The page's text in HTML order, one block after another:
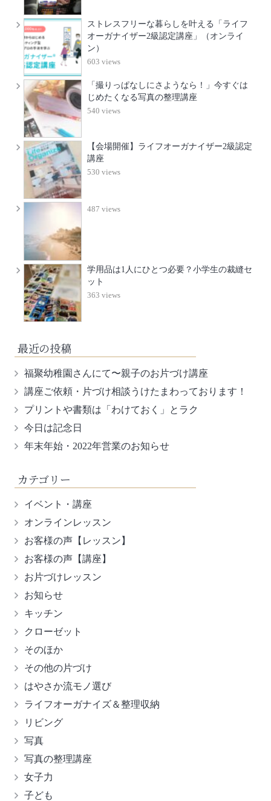
ストレスフリーな暮らしを叶える「ライフ
オーガナイザー2級認定講座」（オンライ
ン）
603 views
「撮りっぱなしにさようなら！」今すぐは
じめたくなる写真の整理講座
540 views
【会場開催】ライフオーガナイザー2級認定
講座
530 views
487 views
学用品は1人にひとつ必要？小学生の裁縫セ
ット
363 views
最近の投稿
福聚幼稚園さんにて〜親子のお片づけ講座
講座ご依頼・片づけ相談うけたまわっております！
プリントや書類は「わけておく」とラク
今日は記念日
年末年始・2022年営業のお知らせ
カテゴリー
イベント・講座
オンラインレッスン
お客様の声【レッスン】
お客様の声【講座】
お片づけレッスン
お知らせ
キッチン
クローゼット
そのほか
その他の片づけ
はやさか流モノ選び
ライフオーガナイズ＆整理収納
リビング
写真
写真の整理講座
女子力
子ども